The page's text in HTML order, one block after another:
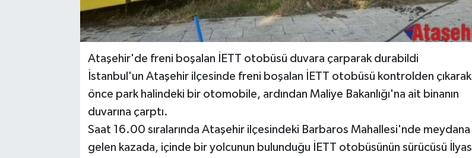
Ataşehir'de freni boşalan İETT otobüsü duvara çarparak durabildi
İstanbul'un Ataşehir ilçesinde freni boşalan İETT otobüsü kontrolden çıkarak
önce park halindeki bir otomobile, ardından Maliye Bakanlığı'na ait binanın
duvarına çarptı.
Saat 16.00 sıralarında Ataşehir ilçesindeki Barbaros Mahallesi'nde meydana
gelen kazada, içinde bir yolcunun bulunduğu İETT otobüsünün sürücüsü İlyas